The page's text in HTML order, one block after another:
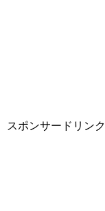
スポンサードリンク